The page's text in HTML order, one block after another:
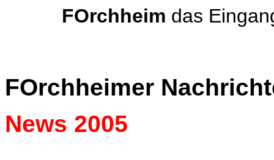
FOrchheim das
FOrchheimer
News 2005